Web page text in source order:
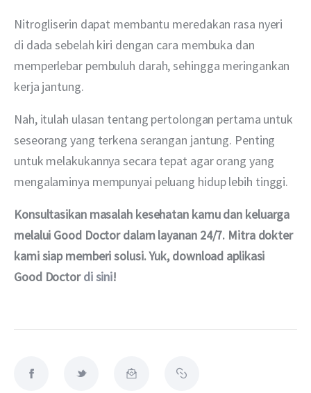
Nitrogliserin dapat membantu meredakan rasa nyeri
di dada sebelah kiri dengan cara membuka dan
memperlebar pembuluh darah, sehingga meringankan
kerja jantung.
Nah, itulah ulasan tentang pertolongan pertama untuk
seseorang yang terkena serangan jantung. Penting
untuk melakukannya secara tepat agar orang yang
mengalaminya mempunyai peluang hidup lebih tinggi.
Konsultasikan masalah kesehatan kamu dan keluarga
melalui Good Doctor dalam layanan 24/7. Mitra dokter
kami siap memberi solusi. Yuk, download aplikasi
Good Doctor di sini!